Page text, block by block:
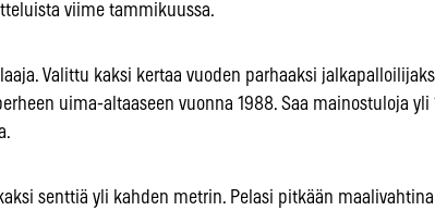
viime tammikuussa.
Valittu kaksi kertaa vuoden parhaaksi
uima-altaaseen vuonna 1988. Saa mainostuloja yli
senttiä yli kahden metrin. Pelasi pitkään